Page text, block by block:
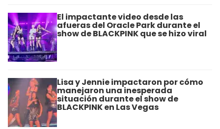
El impactante video desde las
afueras del Oracle Park durante el
show de BLACKPINK que se hizo viral
Lisa y Jennie impactaron por cómo
manejaron una inesperada
situación durante el show de
BLACKPINK en Las Vegas